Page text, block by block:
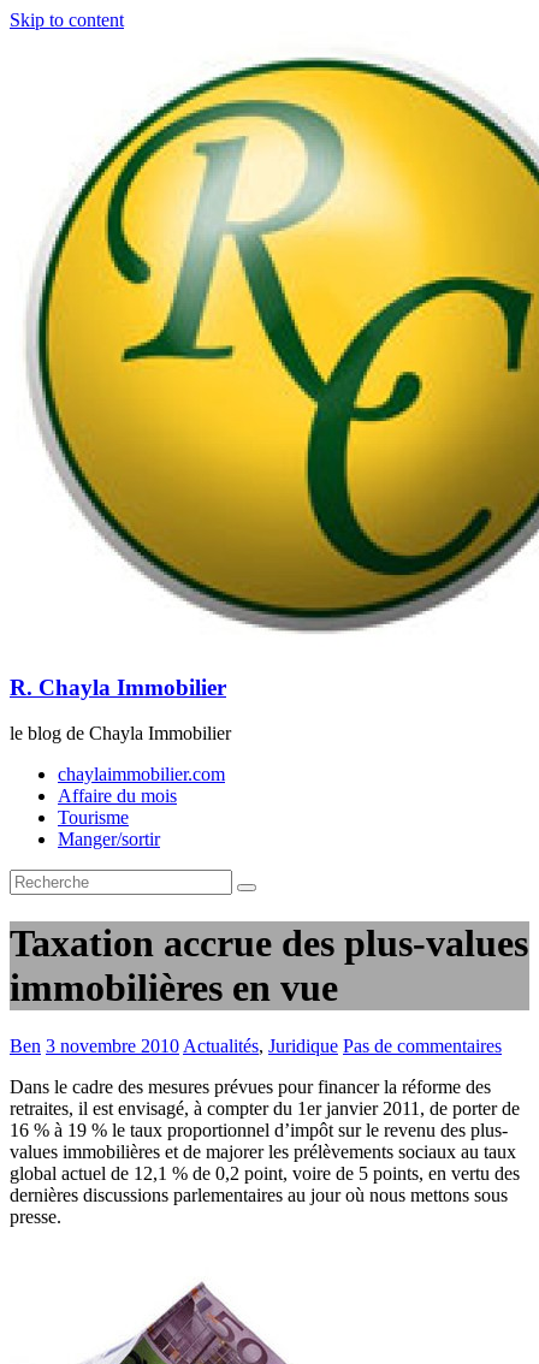
Skip to content
R. Chayla Immobilier
le blog de Chayla Immobilier
chaylaimmobilier.com
Affaire du mois
Tourisme
Manger/sortir
Taxation accrue des plus-values
immobilières en vue
Ben 3 novembre 2010 Actualités, Juridique Pas de commentaires
Dans le cadre des mesures prévues pour financer la réforme des
retraites, il est envisagé, à compter du 1er janvier 2011, de porter de
16 % à 19 % le taux proportionnel d’impôt sur le revenu des plus-
values immobilières et de majorer les prélèvements sociaux au taux
global actuel de 12,1 % de 0,2 point, voire de 5 points, en vertu des
dernières discussions parlementaires au jour où nous mettons sous
presse.